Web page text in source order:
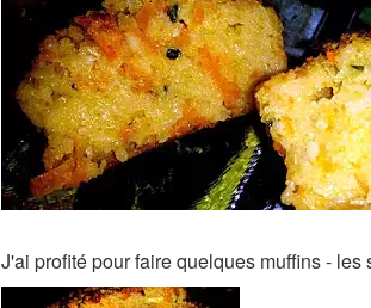
J'ai profité pour faire quelques muffins - les